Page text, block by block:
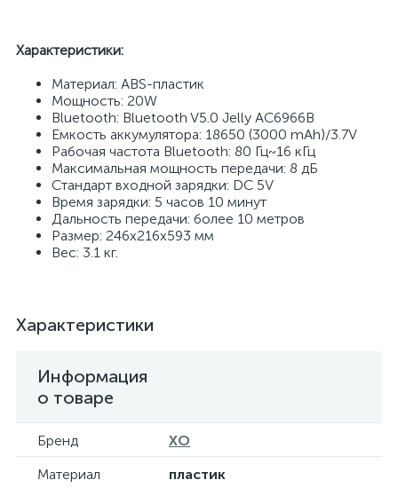
Характеристики:
Материал: ABS-пластик
Мощность: 20W
Bluetooth: Bluetooth V5.0 Jelly AC6966B
Емкость аккумулятора: 18650 (3000 mAh)/3.7V
Рабочая частота Bluetooth: 80 Гц~16 кГц
Максимальная мощность передачи: 8 дБ
Стандарт входной зарядки: DC 5V
Время зарядки: 5 часов 10 минут
Дальность передачи: более 10 метров
Размер: 246х216х593 мм
Вес: 3.1 кг.
Характеристики
Информация
о товаре
Бренд
XO
Материал
пластик